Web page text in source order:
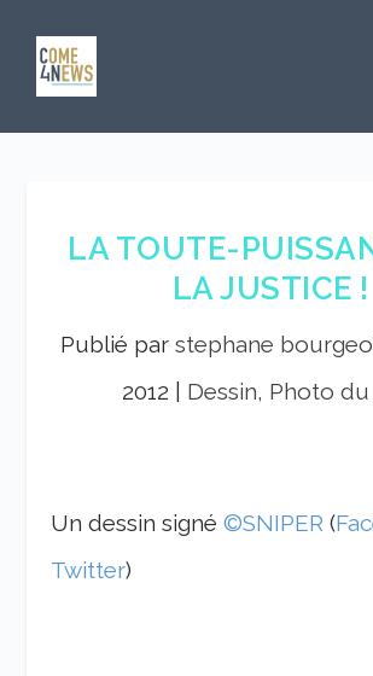
LA TOUTE-
LA JUSTICE !
Publié par stephane
2012
Dessin, Photo
Un dessin signé©SNIPER (
Twitter)